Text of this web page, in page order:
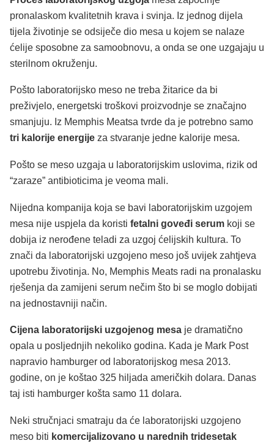
pronalaskom kvalitetnih krava i svinja. Iz jednog dijela
tijela životinje se odsiječe dio mesa u kojem se nalaze
ćelije sposobne za samoobnovu, a onda se one uzgajaju u
sterilnom okruženju.
Pošto laboratorijsko meso ne treba žitarice da bi
preživjelo, energetski troškovi proizvodnje se značajno
smanjuju. Iz Memphis Meatsa tvrde da je potrebno samo
tri kalorije energije za stvaranje jedne kalorije mesa.
Pošto se meso uzgaja u laboratorijskim uslovima, rizik od
“zaraze” antibioticima je veoma mali.
Nijedna kompanija koja se bavi laboratorijskim uzgojem
mesa nije uspjela da koristi fetalni goveđi serum koji se
dobija iz nerođene teladi za uzgoj ćelijskih kultura. To
znači da laboratorijski uzgojeno meso još uvijek zahtjeva
upotrebu životinja. No, Memphis Meats radi na pronalasku
rješenja da zamijeni serum nečim što bi se moglo dobijati
na jednostavniji način.
Cijena laboratorijski uzgojenog mesa je dramatično
opala u posljednjih nekoliko godina. Kada je Mark Post
napravio hamburger od laboratorijskog mesa 2013.
godine, on je koštao 325 hiljada američkih dolara. Danas
taj isti hamburger košta samo 11 dolara.
Neki stručnjaci smatraju da će laboratorijski uzgojeno
meso biti komercijalizovano u narednih tridesetak